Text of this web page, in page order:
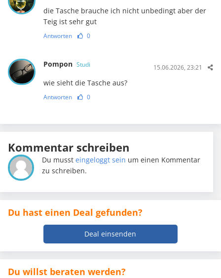
die Tasche brauche ich nicht unbedingt aber der
Teig ist sehr gut
Antworten 0
Pompon Studi 15.06.2026, 23:21
wie sieht die Tasche aus?
Antworten 0
Kommentar schreiben
Du mussteingeloggt sein um einen Kommentar
zu schreiben.
Du hast einen Deal gefunden?
Deal einsenden
Du willst beraten werden?